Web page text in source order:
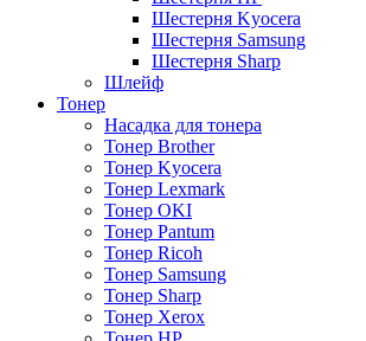
Шестерня Kyocera
Шестерня Samsung
Шестерня Sharp
Шлейф
Тонер
Насадка для тонера
Тонер Brother
Тонер Kyocera
Тонер Lexmark
Тонер OKI
Тонер Pantum
Тонер Ricoh
Тонер Samsung
Тонер Sharp
Тонер Xerox